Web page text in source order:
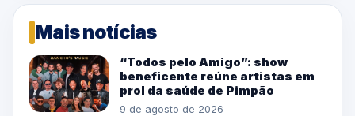
Mais notícias
“Todos pelo Amigo”: show
beneficente reúne artistas em
prol da saúde de Pimpão
9 de agosto de 2026